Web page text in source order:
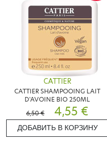
CATTIER
CATTIER SHAMPOOING LAIT
D'AVOINE BIO 250ML
6,50 €
4,55 €
ДОБАВИТЬ В КОРЗИНУ